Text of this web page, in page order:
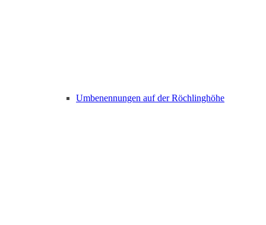
Umbenennungen auf der Röchlinghöhe